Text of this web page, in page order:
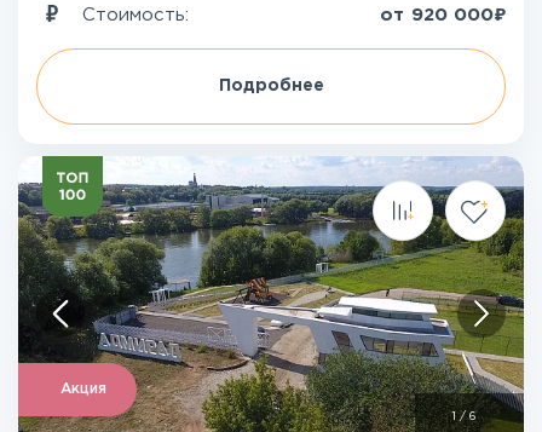
Стоимость: от 920 000₽
Подробнее
Акция
1 / 6